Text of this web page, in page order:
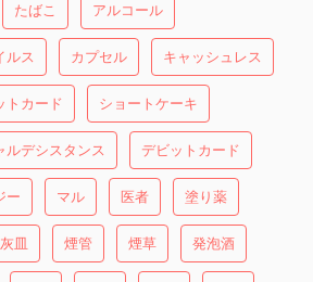
たばこ アルコール
ルス カプセル キャッシュレス
トカード ショートケーキ
ルデシスタンス デビットカード
ー マル 医者 塗り薬
灰皿 煙管 煙草 発泡酒